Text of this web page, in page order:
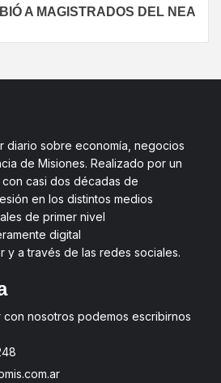
A MAGISTRADOS DEL NEA
diario sobre economía, negocios
de Misiones. Realizado por un
casi dos décadas de
en los distintos medios
de primer nivel
digital
y a través de las redes sociales.
con nosotros podemos escribirnos